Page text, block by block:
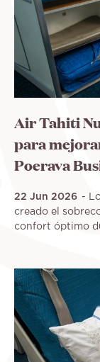
Air Tahiti
para
Poerava
22 Jun 2026
creado el
confort óptimo